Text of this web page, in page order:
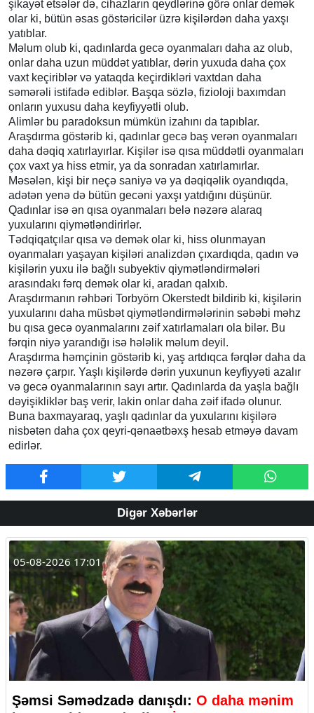
şikayət etsələr də, cihazların qeydlərinə görə onlar demək
olar ki, bütün əsas göstəricilər üzrə kişilərdən daha yaxşı
yatıblar.
Məlum olub ki, qadınlarda gecə oyanmaları daha az olub,
onlar daha uzun müddət yatıblar, dərin yuxuda daha çox
vaxt keçiriblər və yataqda keçirdikləri vaxtdan daha
səmərəli istifadə ediblər. Başqa sözlə, fizioloji baxımdan
onların yuxusu daha keyfiyyətli olub.
Alimlər bu paradoksun mümkün izahını da tapıblar.
Araşdırma göstərib ki, qadınlar gecə baş verən oyanmaları
daha dəqiq xatırlayırlar. Kişilər isə qısa müddətli oyanmaları
çox vaxt ya hiss etmir, ya da sonradan xatırlamırlar.
Məsələn, kişi bir neçə saniyə və ya dəqiqəlik oyandıqda,
adətən yenə də bütün gecəni yaxşı yatdığını düşünür.
Qadınlar isə ən qısa oyanmaları belə nəzərə alaraq
yuxularını qiymətləndirirlər.
Tədqiqatçılar qısa və demək olar ki, hiss olunmayan
oyanmaları yaşayan kişiləri analizdən çıxardıqda, qadın və
kişilərin yuxu ilə bağlı subyektiv qiymətləndirmələri
arasındakı fərq demək olar ki, aradan qalxıb.
Araşdırmanın rəhbəri Torbyörn Okerstedt bildirib ki, kişilərin
yuxularını daha müsbət qiymətləndirmələrinin səbəbi məhz
bu qısa gecə oyanmalarını zəif xatırlamaları ola bilər. Bu
fərqin niyə yarandığı isə hələlik məlum deyil.
Araşdırma həmçinin göstərib ki, yaş artdıqca fərqlər daha da
nəzərə çarpır. Yaşlı kişilərdə dərin yuxunun keyfiyyəti azalır
və gecə oyanmalarının sayı artır. Qadınlarda da yaşla bağlı
dəyişikliklər baş verir, lakin onlar daha zəif ifadə olunur.
Buna baxmayaraq, yaşlı qadınlar da yuxularını kişilərə
nisbətən daha çox qeyri-qənaətbəxş hesab etməyə davam
edirlər.
Digər Xəbərlər
05-08-2026 17:01
Şəmsi Səmədzadə danışdı: O daha mənim